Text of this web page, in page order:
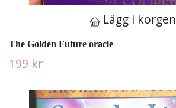
Lägg i korgen
The Golden Future oracle
199 kr